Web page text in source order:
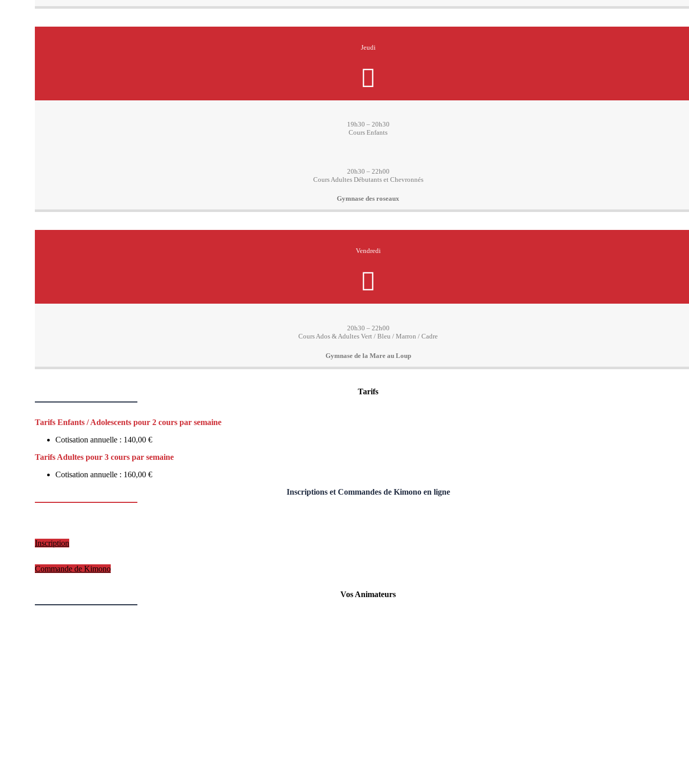
Jeudi
19h30 – 20h30
Cours Enfants
20h30 – 22h00
Cours Adultes Débutants et Chevronnés
Gymnase des roseaux
Vendredi
20h30 – 22h00
Cours Ados & Adultes Vert / Bleu / Marron / Cadre
Gymnase de la Mare au Loup
Tarifs
Tarifs Enfants / Adolescents pour 2 cours par semaine
Cotisation annuelle : 140,00 €
Tarifs Adultes pour 3 cours par semaine
Cotisation annuelle : 160,00 €
Inscriptions et Commandes de Kimono en ligne
Inscription
Commande de Kimono
Vos Animateurs